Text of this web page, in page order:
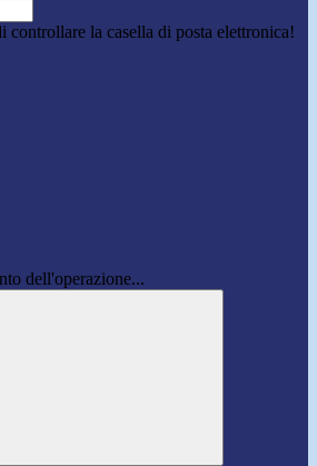
controllare la casella di posta elettronica!
dell'operazione...